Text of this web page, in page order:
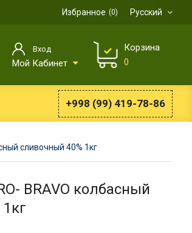
Русский
Избранное 0
Вход
Мой Кабинет
Корзина
0
+998 (99) 419-78-86
сливочный 40% 1кг
BRAVO колбасный